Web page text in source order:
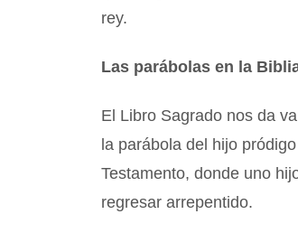
rey.
Las parábolas en la
El Libro Sagrado nos da
la parábola del hijo
Testamento, donde uno
regresar arrepentido.